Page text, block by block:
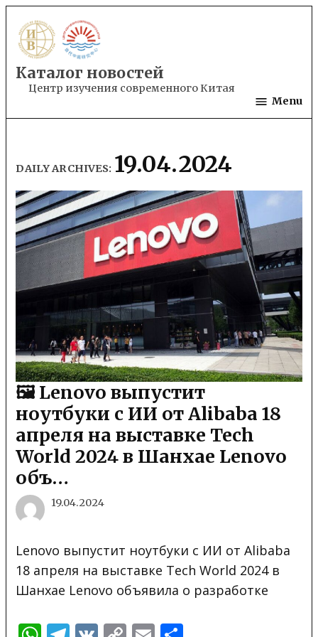
to
content
Каталог новостей
Центр изучения современного Китая
Menu
DAILY ARCHIVES: 19.04.2024
🖼 Lenovo выпустит
ноутбуки с ИИ от Alibaba 18
апреля на выставке Tech
World 2024 в Шанхае Lenovo
объ…
19.04.2024
Lenovo выпустит ноутбуки с ИИ от Alibaba
18 апреля на выставке Tech World 2024 в
Шанхае Lenovo объявила о разработке